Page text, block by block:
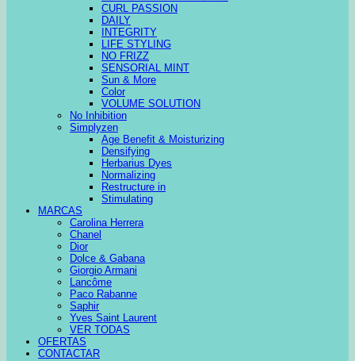
CURL PASSION
DAILY
INTEGRITY
LIFE STYLING
NO FRIZZ
SENSORIAL MINT
Sun & More
Color
VOLUME SOLUTION
No Inhibition
Simplyzen
Age Benefit & Moisturizing
Densifying
Herbarius Dyes
Normalizing
Restructure in
Stimulating
MARCAS
Carolina Herrera
Chanel
Dior
Dolce & Gabana
Giorgio Armani
Lancôme
Paco Rabanne
Saphir
Yves Saint Laurent
VER TODAS
OFERTAS
CONTACTAR